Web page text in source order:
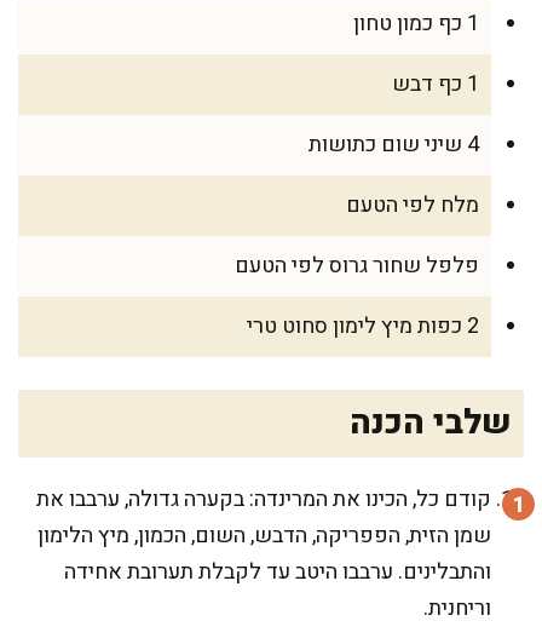
1 כף כמון טחון
1 כף דבש
4 שיני שום כתושות
מלח לפי הטעם
פלפל שחור גרוס לפי הטעם
2 כפות מיץ לימון סחוט טרי
שלבי הכנה
קודם כל, הכינו את המרינדה: בקערה גדולה, ערבבו את
שמן הזית, הפפריקה, הדבש, השום, הכמון, מיץ הלימון
והתבלינים. ערבבו היטב עד לקבלת תערובת אחידה
וריחנית.